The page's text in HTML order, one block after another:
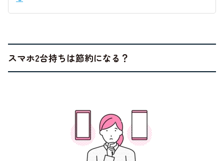
スマホ2台持ちは節約になる？